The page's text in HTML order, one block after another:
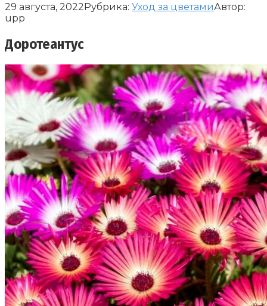
29 августа, 2022Рубрика: Уход за цветамиАвтор:
upp
Доротеантус